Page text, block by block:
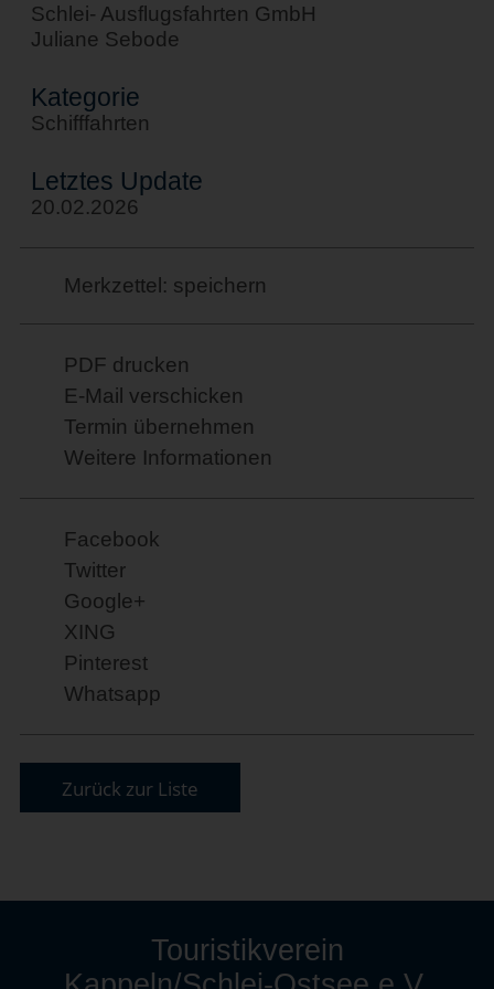
Schlei- Ausflugsfahrten GmbH
Juliane Sebode
Kategorie
Schifffahrten
Letztes Update
20.02.2026
Merkzettel: speichern
PDF drucken
E-Mail verschicken
Termin übernehmen
Weitere Informationen
Facebook
Twitter
Google+
XING
Pinterest
Whatsapp
Zurück zur Liste
Touristikverein